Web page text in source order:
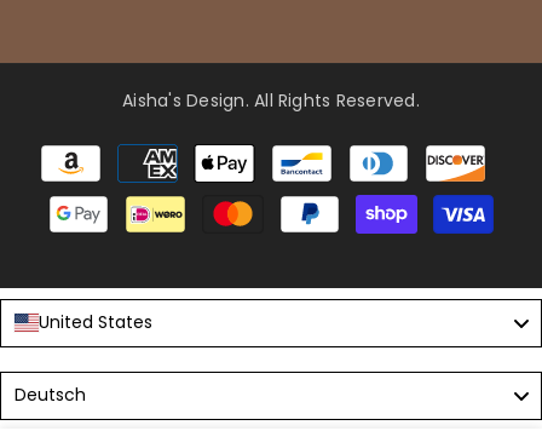
Aisha's Design. All Rights Reserved.
Zahlungsmethoden
United States
Deutsch